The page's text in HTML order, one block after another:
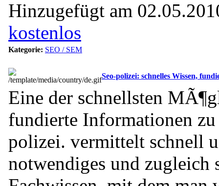
Hinzugefügt am
kostenlos
Kategorie: SEO / SEM
Seo-polizei: schnelles Wissen,
Eine der schnellsten
fundierte Informationen zu
polizei. vermittelt schnell
notwendiges und